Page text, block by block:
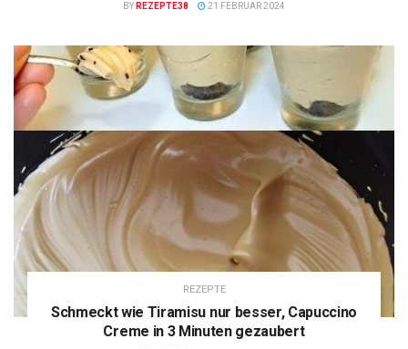
BY REZEPTE38 21 FEBRUAR 2024
REZEPTE
Schmeckt wie Tiramisu nur besser, Capuccino
Creme in 3 Minuten gezaubert